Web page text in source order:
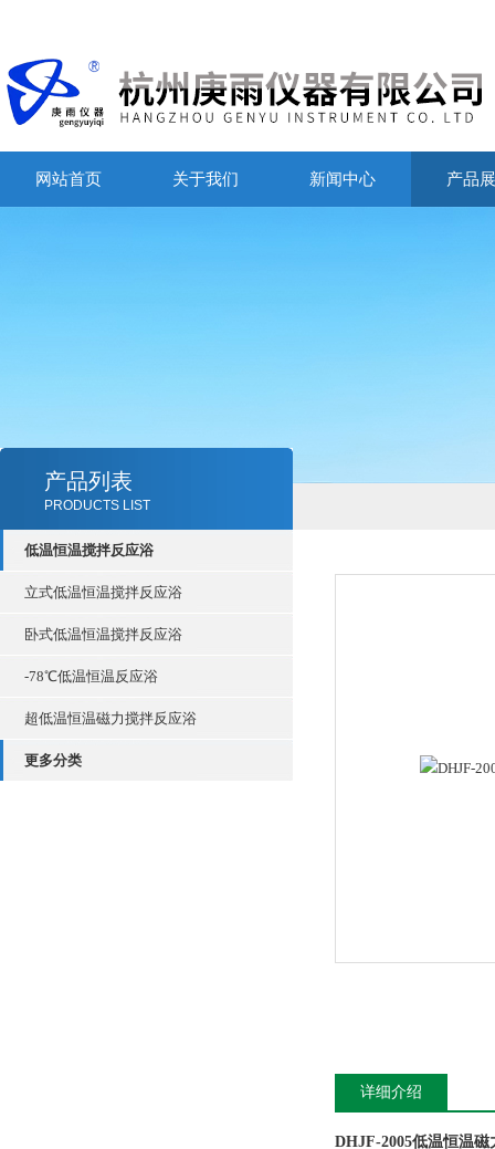
网站首页 关于我们 新闻中心 产品
产品列表
PRODUCTS LIST
低温恒温搅拌反应浴
立式低温恒温搅拌反应浴
卧式低温恒温搅拌反应浴
-78℃低温恒温反应浴
超低温恒温磁力搅拌反应浴
更多分类
详细介绍
DHJF-2005低温恒温磁